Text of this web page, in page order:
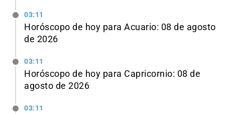
03:11
Horóscopo de hoy para Acuario: 08 de agosto
de 2026
03:11
Horóscopo de hoy para Capricornio: 08 de
agosto de 2026
03:11